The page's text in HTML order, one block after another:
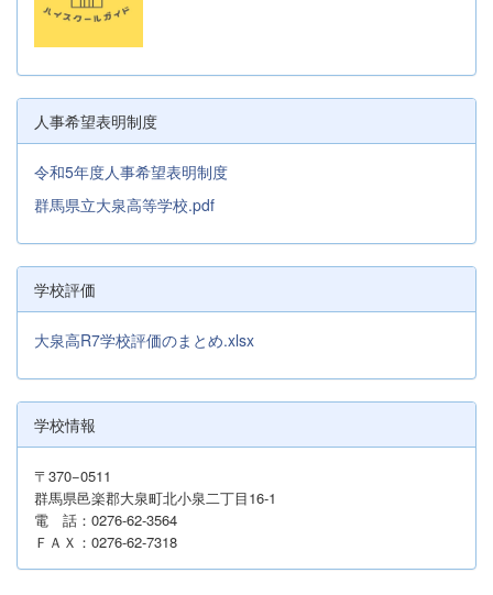
人事希望表明制度
令和5年度人事希望表明制度
群馬県立大泉高等学校.pdf
学校評価
大泉高R7学校評価のまとめ.xlsx
学校情報
〒370−0511
群馬県邑楽郡大泉町北小泉二丁目16-1
電 話：0276-62-3564
ＦＡＸ：0276-62-7318